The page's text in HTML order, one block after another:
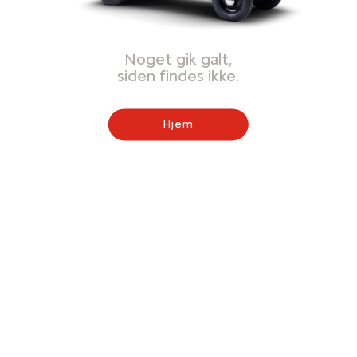
Noget gik galt,
siden findes ikke.
Hjem